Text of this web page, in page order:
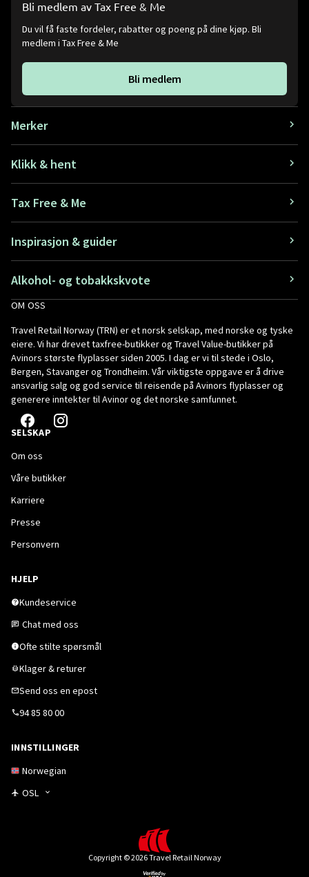
Bli medlem av Tax Free & Me
Du vil få faste fordeler, rabatter og poeng på dine kjøp. Bli
medlem i Tax Free & Me
Bli medlem
Merker
Klikk & hent
Tax Free & Me
Inspirasjon & guider
Alkohol- og tobakkskvote
OM OSS
Travel Retail Norway (TRN) er et norsk selskap, med norske og tyske
eiere. Vi har drevet taxfree-butikker og Travel Value-butikker på
Avinors største flyplasser siden 2005. I dag er vi til stede i Oslo,
Bergen, Stavanger og Trondheim. Vår viktigste oppgave er å drive
ansvarlig salg og god service til reisende på Avinors flyplasser og
generere inntekter til Avinor og det norske samfunnet.
SELSKAP
Om oss
Våre butikker
Karriere
Presse
Personvern
HJELP
Kundeservice
Chat med oss
Ofte stilte spørsmål
Klager & returer
Send oss en epost
94 85 80 00
INNSTILLINGER
Norwegian
OSL
Copyright © 2026 Travel Retail Norway